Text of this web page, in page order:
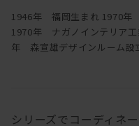
1946年 福岡生まれ 1970年
1970年 ナガノインテリア工
年 森宣雄デザインルーム設
シリーズでコーディネ